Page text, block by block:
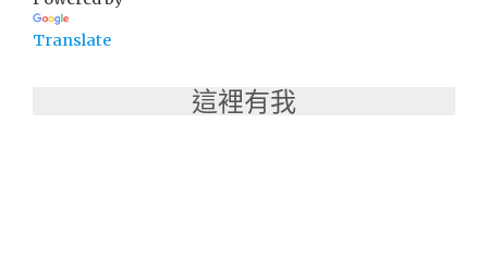
Translate
這裡有我